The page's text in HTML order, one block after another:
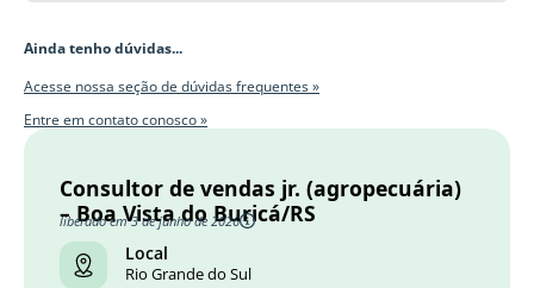
Ainda tenho dúvidas...
Acesse nossa seção de dúvidas frequentes »
Entre em contato conosco »
Consultor de vendas jr. (agropecuária)
– Boa Vista do Buricá/RS
liberado em 3 de junho de 2026
Local
Rio Grande do Sul